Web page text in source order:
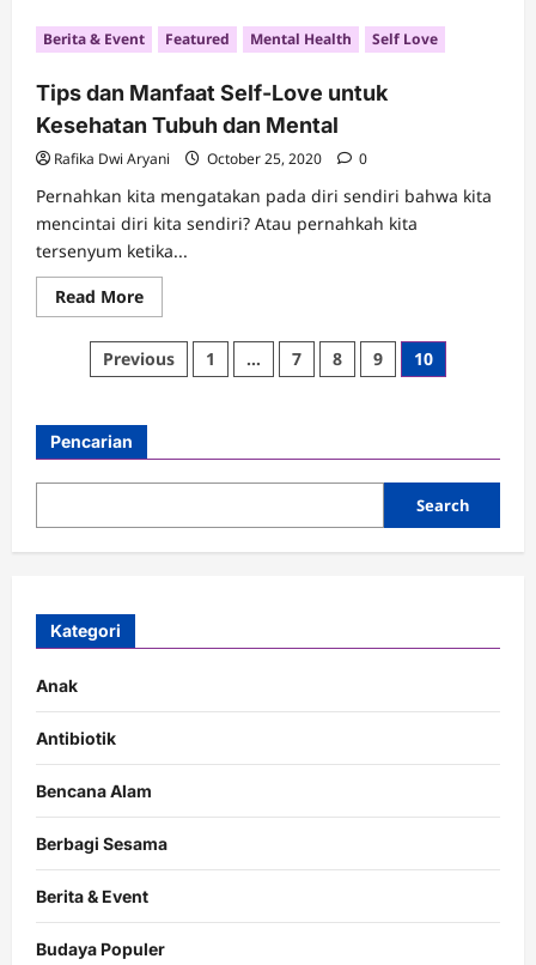
Manfaat
Psikologis
Main
ala
The
Queen’s
Berita & Event Featured Mental Health Self Love
Tips dan Manfaat Self-Love untuk
Kesehatan Tubuh dan Mental
Rafika Dwi Aryani October 25, 2020 0
Pernahkan kita mengatakan pada diri sendiri bahwa kita
mencintai diri kita sendiri? Atau pernahkah kita
tersenyum ketika...
Read MoreRead
more
Tips
dan
Manfaat
untuk
Tubuh
dan
Posts
Previous 1 … 7 8 9 10
Pencarian
Search
Kategori
Anak
Antibiotik
Bencana Alam
Berbagi Sesama
Berita & Event
Budaya Populer